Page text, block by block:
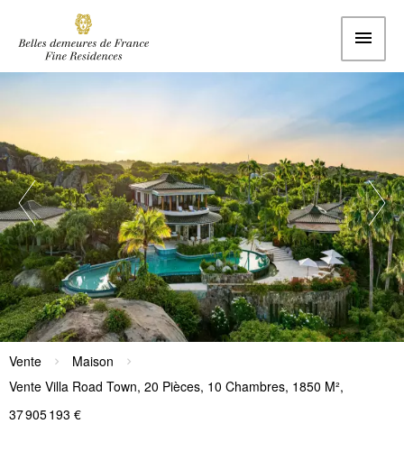
Vente
Maison
Vente Villa Road Town, 20 Pièces, 10 Chambres, 1850 M²,
37 905 193 €